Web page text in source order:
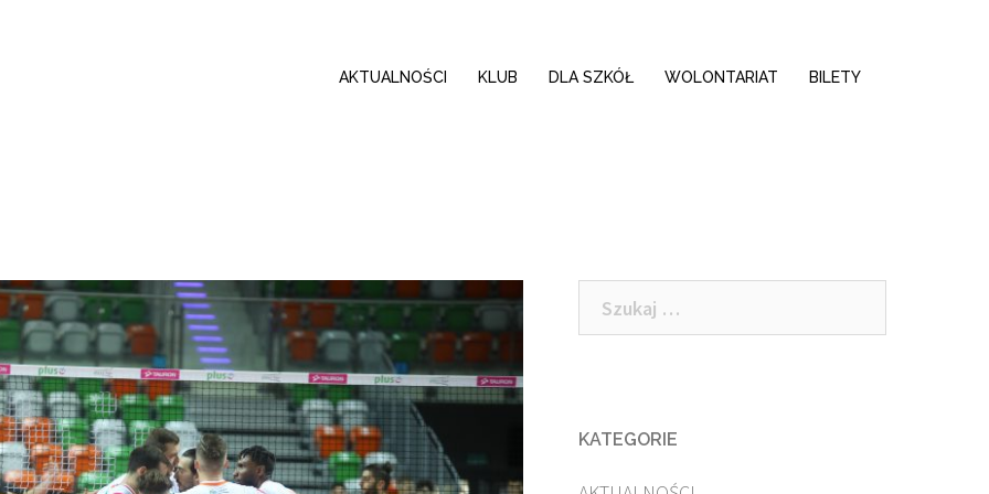
AKTUALNOŚCI KLUB DLA SZKÓŁ WOLONTARIAT BILETY
Szukaj:
KATEGORIE